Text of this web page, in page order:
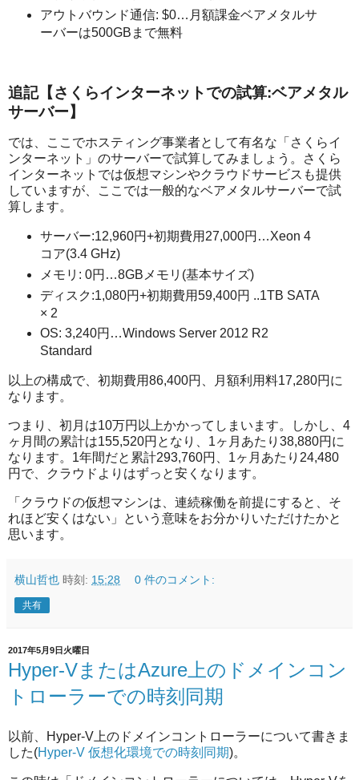
アウトバウンド通信: $0…月額課金ベアメタルサ
ーバーは500GBまで無料
追記【さくらインターネットでの試算:ベアメタル
サーバー】
では、ここでホスティング事業者として有名な「さくらイ
ンターネット」のサーバーで試算してみましょう。さくら
インターネットでは仮想マシンやクラウドサービスも提供
していますが、ここでは一般的なベアメタルサーバーで試
算します。
サーバー:12,960円+初期費用27,000円…Xeon 4
コア(3.4 GHz)
メモリ: 0円…8GBメモリ(基本サイズ)
ディスク:1,080円+初期費用59,400円 ..1TB SATA
× 2
OS: 3,240円…Windows Server 2012 R2
Standard
以上の構成で、初期費用86,400円、月額利用料17,280円に
なります。
つまり、初月は10万円以上かかってしまいます。しかし、4
ヶ月間の累計は155,520円となり、1ヶ月あたり38,880円に
なります。1年間だと累計293,760円、1ヶ月あたり24,480
円で、クラウドよりはずっと安くなります。
「クラウドの仮想マシンは、連続稼働を前提にすると、そ
れほど安くはない」という意味をお分かりいただけたかと
思います。
横山哲也 時刻: 15:28 0 件のコメント:
共有
2017年5月9日火曜日
Hyper-VまたはAzure上のドメインコン
トローラーでの時刻同期
以前、Hyper-V上のドメインコントローラーについて書きま
した(Hyper-V 仮想化環境での時刻同期)。